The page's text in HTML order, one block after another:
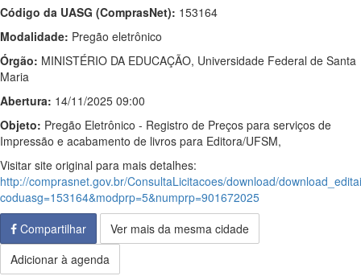
Código da UASG (ComprasNet): 153164
Modalidade: Pregão eletrônico
Órgão: MINISTÉRIO DA EDUCAÇÃO, Universidade Federal de Santa
Maria
Abertura: 14/11/2025 09:00
Objeto: Pregão Eletrônico - Registro de Preços para serviços de
Impressão e acabamento de livros para Editora/UFSM,
Visitar site original para mais detalhes:
http://comprasnet.gov.br/ConsultaLicitacoes/download/
coduasg=153164&modprp=5&numprp=901672025
Compartilhar
Ver mais da mesma cidade
Adicionar à agenda